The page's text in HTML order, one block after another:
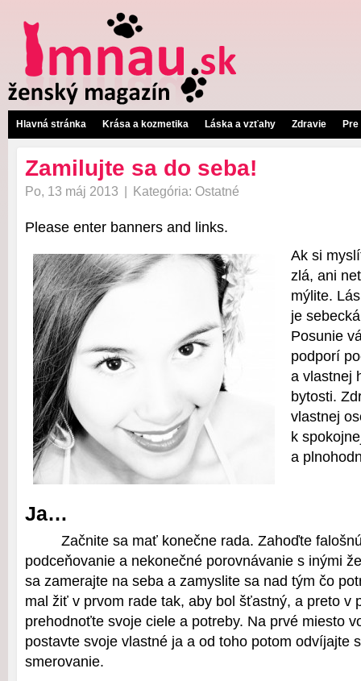
Hlavná stránka Krása a kozmetika Láska a vzťahy Zdravie
Zamilujte sa do seba!
Po, 13 máj 2013 Kategória: Ostatné
Please enter banners and links.
Ak si
zlá, ani
mýlite.
je
Posunie
podporí
a vlastnej
bytosti.
vlastnej
k
a
Ja…
Začnite sa mať konečne rada. Zahoďte
podceňovanie a nekonečné porovnávanie s inými
sa zamerajte na seba a zamyslite sa nad tým čo
mal žiť v prvom rade tak, aby bol šťastný, a preto v
prehodnoťte svoje ciele a potreby. Na prvé miesto
postavte svoje vlastné ja a od toho potom odvíjajte
smerovanie.